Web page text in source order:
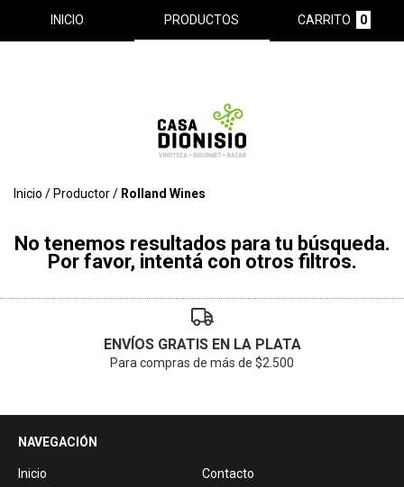
INICIO PRODUCTOS CARRITO 0
Inicio / Productor/ Rolland Wines
No tenemos resultados para tu búsqueda.
Por favor, intentá con otros filtros.
ENVÍOS GRATIS EN LA PLATA
Para compras de más de $2.500
NAVEGACIÓN
Inicio Contacto